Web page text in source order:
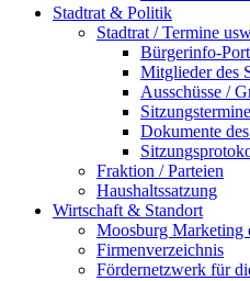
Stadtrat & Politik
Stadtrat / Termine
Bürgerinfo-
Mitglieder des
Ausschüsse /
Dokumente
Fraktion / Parteien
Haushaltssatzung
Wirtschaft & Standort
Moosburg Marketing
Firmenverzeichnis
Fördernetzwerk für